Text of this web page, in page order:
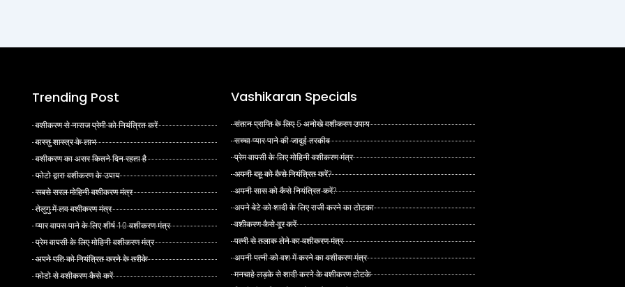
Trending Post
वशीकरण से नाराज प्रेमी को नियंत्रित करें
वास्तु शास्त्र के लाभ
वशीकरण का असर कितने दिन रहता है
फोटो द्वारा वशीकरण के उपाय
सबसे सरल मोहिनी वशीकरण मंत्र
तेलुगु में लव वशीकरण मंत्र
प्यार वापस पाने के लिए शीर्ष 10 वशीकरण मंत्र
प्रेम वापसी के लिए मोहिनी वशीकरण मंत्र
अपने पति को नियंत्रित करने के तरीके
फोटो से वशीकरण कैसे करें
Vashikaran Specials
संतान प्राप्ति के लिए 5 अनोखे वशीकरण उपाय
सच्चा प्यार पाने की जादुई तरकीब
प्रेम वापसी के लिए मोहिनी वशीकरण मंत्र
अपनी बहू को कैसे नियंत्रित करें?
अपनी सास को कैसे नियंत्रित करें?
अपने बेटे को शादी के लिए राजी करने का टोटका
वशीकरण कैसे दूर करें
पत्नी से तलाक लेने का वशीकरण मंत्र
अपनी पत्नी को वश में करने का वशीकरण मंत्र
मनचाहे लड़के से शादी करने के वशीकरण टोटके